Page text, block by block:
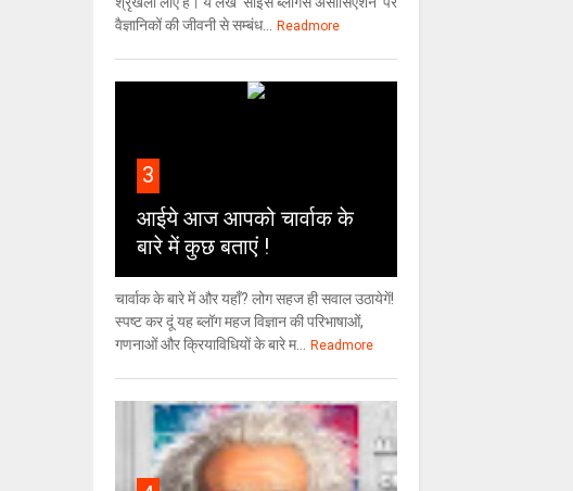
वैज्ञा‍निकों की जीवनी से सम्बंध...
Readmore
3
आईये आज आपको चार्वाक के
बारे में कुछ बताएं !
चार्वाक के बारे में और यहाँ? लोग सहज ही सवाल उठायेगें!
स्पष्ट कर दूं यह ब्लॉग महज विज्ञान की परिभाषाओं,
गणनाओं और क्रियाविधियों के बारे म...
Readmore